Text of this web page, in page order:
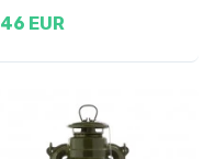
46 EUR